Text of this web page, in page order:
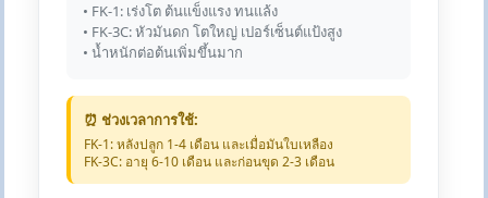
• FK-1: เร่งโต ต้นแข็งแรง ทนแล้ง
• FK-3C: หัวมันดก โตใหญ่ เปอร์เซ็นต์แป้งสูง
• น้ำหนักต่อต้นเพิ่มขึ้นมาก
⏰ ช่วงเวลาการใช้:
FK-1: หลังปลูก 1-4 เดือน และเมื่อมันใบเหลือง
FK-3C: อายุ 6-10 เดือน และก่อนขุด 2-3 เดือน